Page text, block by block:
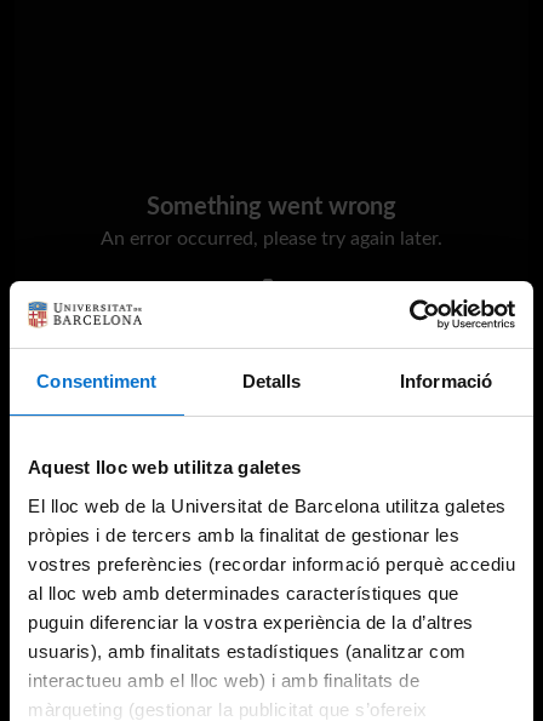
Consentiment Detalls Informació
Aquest lloc web utilitza galetes
El lloc web de la Universitat de Barcelona utilitza galetes
pròpies i de tercers amb la finalitat de gestionar les
vostres preferències (recordar informació perquè accediu
al lloc web amb determinades característiques que
puguin diferenciar la vostra experiència de la d’altres
usuaris), amb finalitats estadístiques (analitzar com
interactueu amb el lloc web) i amb finalitats de
màrqueting (gestionar la publicitat que s’ofereix
Something went wrong
An error occurred, please try again later.
Try again